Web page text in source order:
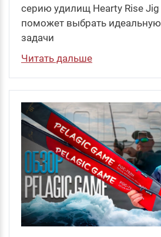
серию удилищ Hearty Rise Jig
поможет выбрать
задачи
Читать дальше